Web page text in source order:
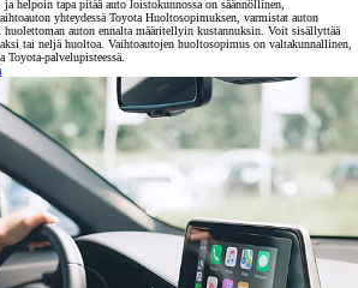
helpoin tapa pitää auto loistokunnossa on säännöllinen,
yhteydessä Toyota Huoltosopimuksen, varmistat auton
huolettoman auton ennalta määritellyin kustannuksin. Voit sisällyttää
tai neljä huoltoa. Vaihtoautojen huoltosopimus on valtakunnallinen,
Toyota-palvelupisteessä.